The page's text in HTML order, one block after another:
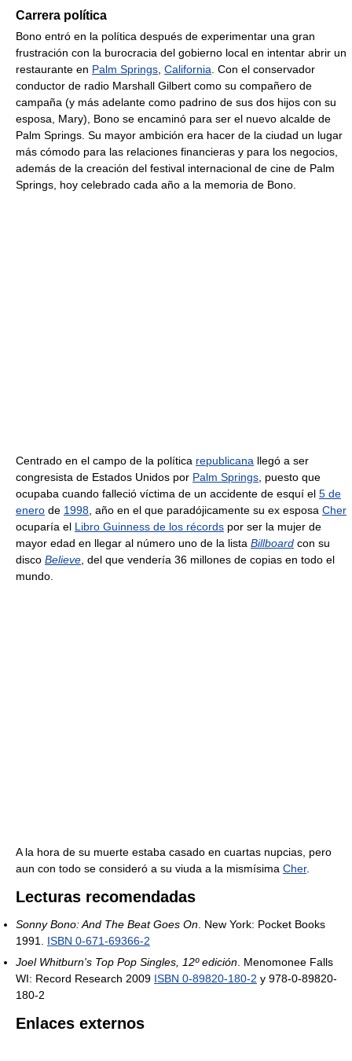
Carrera política
Bono entró en la política después de experimentar una gran
frustración con la burocracia del gobierno local en intentar abrir un
restaurante en Palm Springs California . Con el conservador
conductor de radio Marshall Gilbert como su compañero de
campaña (y más adelante como padrino de sus dos hijos con su
esposa, Mary), Bono se encaminó para ser el nuevo alcalde de
Palm Springs. Su mayor ambición era hacer de la ciudad un lugar
más cómodo para las relaciones financieras y para los negocios,
además de la creación del festival internacional de cine de Palm
Springs, hoy celebrado cada año a la memoria de Bono.
Centrado en el campo de la política republicana llegó a ser
congresista de Estados Unidos por Palm Springs , puesto que
ocupaba cuando falleció víctima de un accidente de esquí el 5 de
enero de 1998 , año en el que paradójicamente su ex esposa Cher
ocuparía el Libro Guinness de los récords por ser la mujer de
mayor edad en llegar al número uno de la lista Billboard con su
disco Believe , del que vendería 36 millones de copias en todo el
mundo.
A la hora de su muerte estaba casado en cuartas nupcias, pero
aun con todo se consideró a su viuda a la mismísima Cher.
Lecturas recomendadas
Sonny Bono: And The Beat Goes On . New York: Pocket Books
1991. ISBN 0-671-69366-2
Joel Whitburn's Top Pop Singles, 12º edición . Menomonee Falls
WI: Record Research 2009 ISBN 0-89820-180-2 y 978-0-89820-
180-2
Enlaces externos